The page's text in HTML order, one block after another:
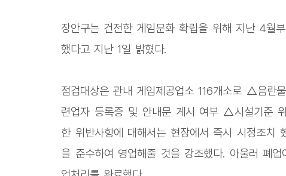
장안구는 건전한 게임문화 확립을 위해 지난 4월
했다고 지난 1일 밝혔다.
점검대상은 관내 게임제공업소 116개소로 △음란
련업자 등록증 및 안내문 게시 여부 △시설기준
한 위반사항에 대해서는 현장에서 즉시 시정조치
을 준수하여 영업해줄 것을 강조했다. 아울러 폐